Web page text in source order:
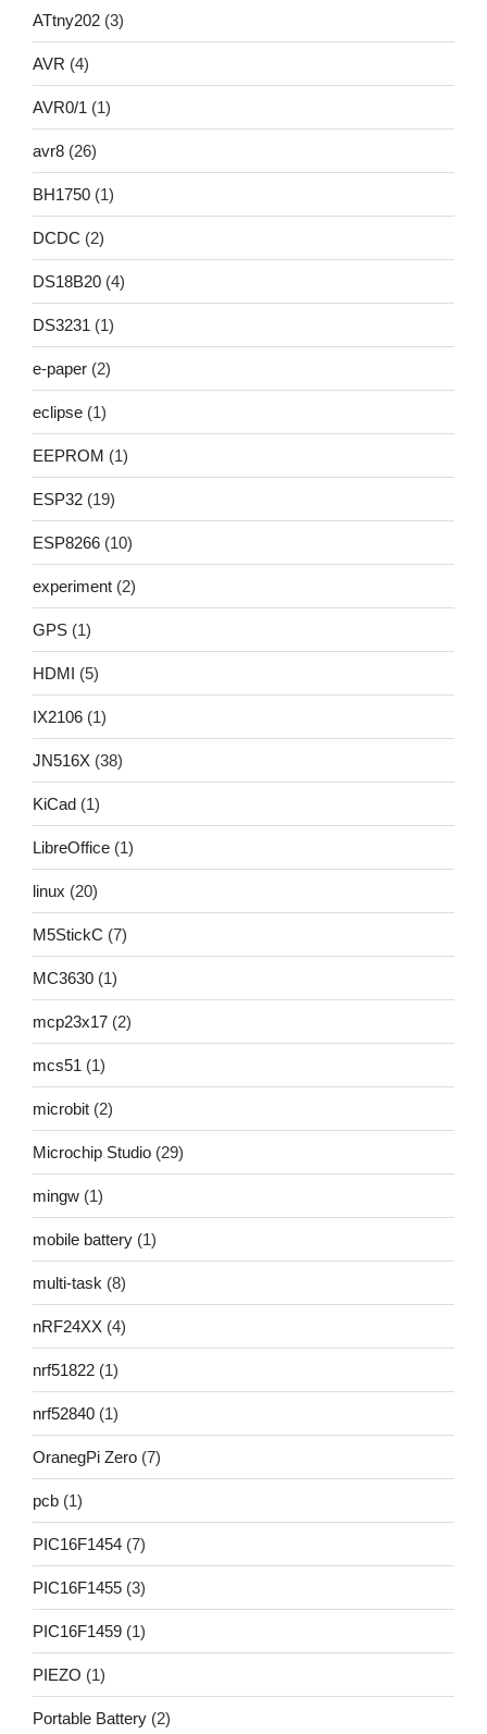
ATtny202 (3)
AVR (4)
AVR0/1 (1)
avr8 (26)
BH1750 (1)
DCDC (2)
DS18B20 (4)
DS3231 (1)
e-paper (2)
eclipse (1)
EEPROM (1)
ESP32 (19)
ESP8266 (10)
experiment (2)
GPS (1)
HDMI (5)
IX2106 (1)
JN516X (38)
KiCad (1)
LibreOffice (1)
linux (20)
M5StickC (7)
MC3630 (1)
mcp23x17 (2)
mcs51 (1)
microbit (2)
Microchip Studio (29)
mingw (1)
mobile battery (1)
multi-task (8)
nRF24XX (4)
nrf51822 (1)
nrf52840 (1)
OranegPi Zero (7)
pcb (1)
PIC16F1454 (7)
PIC16F1455 (3)
PIC16F1459 (1)
PIEZO (1)
Portable Battery (2)